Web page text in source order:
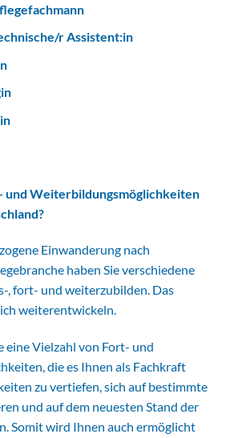
r Assistent:in
und Weiterbildungsmöglichkeiten
Einwanderung nach
haben Sie verschiedene
, fort- und weiterzubilden. Das
weiterentwickeln.
eine Vielzahl von Fort- und
die es Ihnen als Fachkraft
zu vertiefen, sich auf bestimmte
und auf dem neuesten Stand der
Somit wird Ihnen auch ermöglicht